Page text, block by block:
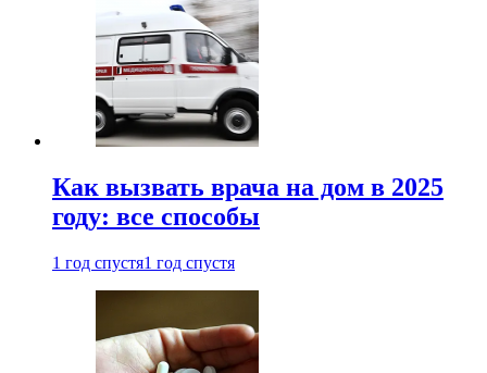
Как вызвать врача на дом в 2025
году: все способы
1 год спустя1 год спустя